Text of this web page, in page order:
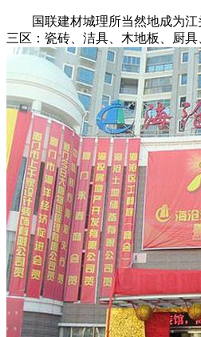
国联建材城理所当然地成为江头
三区：瓷砖、洁具、木地板、厨